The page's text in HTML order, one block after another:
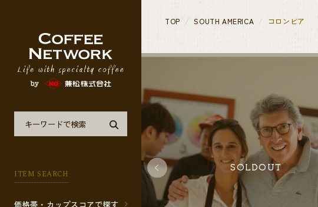
ITEM SEARCH
価格帯・カップスコアで探す
TOP SOUTH AMERICA コロンビア
SOLDOUT